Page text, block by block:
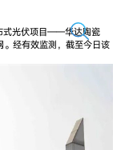
式光伏项目——华达陶瓷
经有效监测，截至今日该